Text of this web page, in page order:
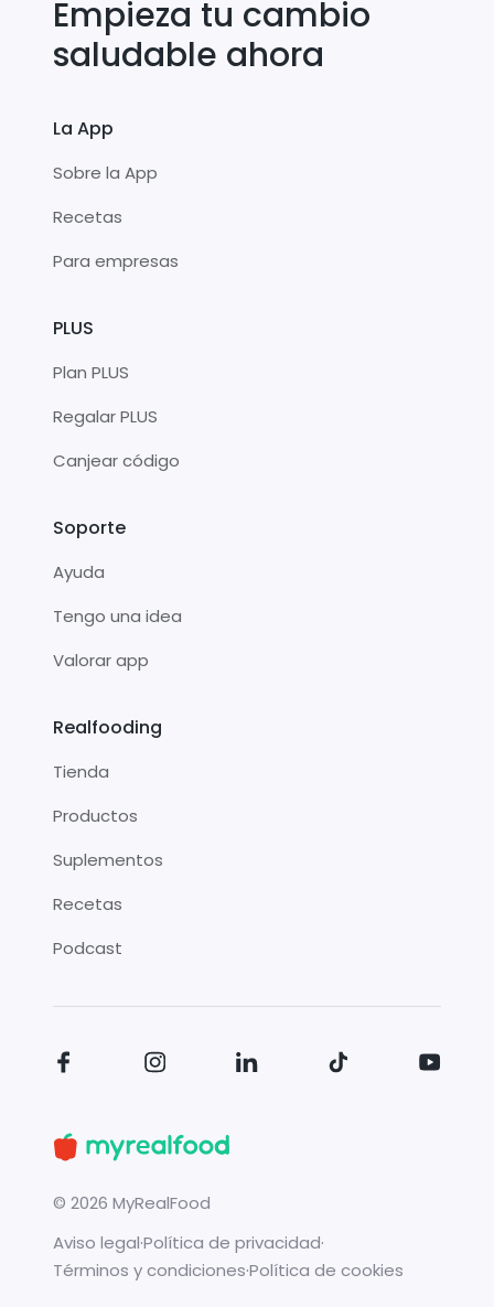
Empieza tu cambio
saludable ahora
La App
Sobre la App
Recetas
Para empresas
PLUS
Plan PLUS
Regalar PLUS
Canjear código
Soporte
Ayuda
Tengo una idea
Valorar app
Realfooding
Tienda
Productos
Suplementos
Recetas
Podcast
© 2026 MyRealFood
Aviso legal·Política de privacidad·
Términos y condiciones·Política de cookies